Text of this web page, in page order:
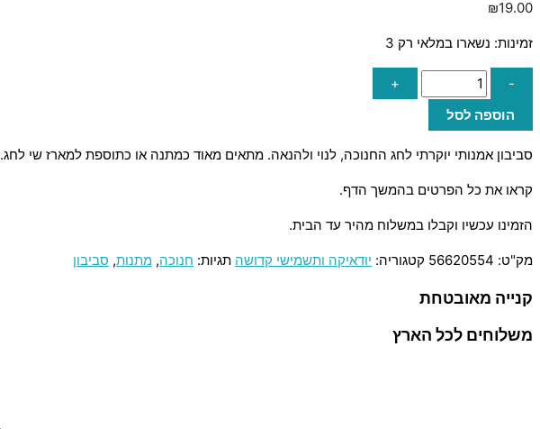
₪19.00
זמינות: נשארו במלאי רק 3
-
+
הוספה לסל
סביבון אמנותי יוקרתי לחג החנוכה, לנוי ולהנאה. מתאים מאוד כמתנה או כתוספת למארז שי לחג.
קראו את כל הפרטים בהמשך הדף.
הזמינו עכשיו וקבלו במשלוח מהיר עד הבית.
מק"ט: 56620554 קטגוריה: יודאיקה ותשמישי קדושה תגיות: חנוכה, מתנות, סביבון
קנייה מאובטחת
משלוחים לכל הארץ